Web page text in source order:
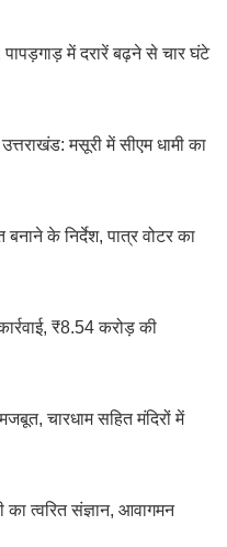
पापड़गाड़ में दरारें बढ़ने से चार घंटे
मसूरी में सीएम धामी का
के निर्देश, पात्र वोटर का
₹8.54 करोड़ की
चारधाम सहित मंदिरों में
त्वरित संज्ञान, आवागमन